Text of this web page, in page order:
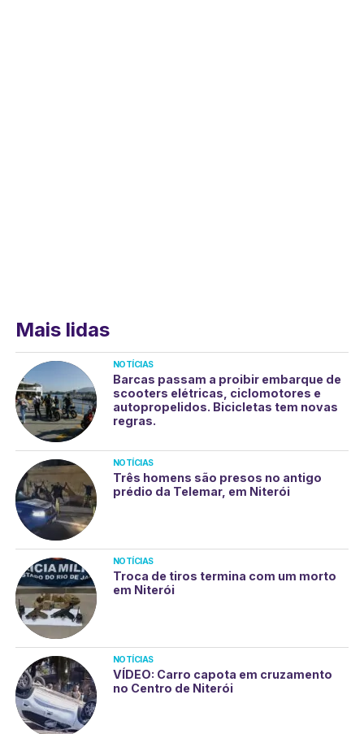
Mais lidas
NOTÍCIAS
Barcas passam a proibir embarque de
scooters elétricas, ciclomotores e
autopropelidos. Bicicletas tem novas
regras.
NOTÍCIAS
Três homens são presos no antigo
prédio da Telemar, em Niterói
NOTÍCIAS
Troca de tiros termina com um morto
em Niterói
NOTÍCIAS
VÍDEO: Carro capota em cruzamento
no Centro de Niterói